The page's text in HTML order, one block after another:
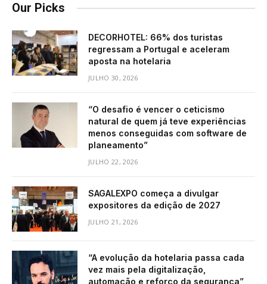
Our Picks
DECORHOTEL: 66% dos turistas
regressam a Portugal e aceleram
aposta na hotelaria
JULHO 30, 2026
“O desafio é vencer o ceticismo
natural de quem já teve experiências
menos conseguidas com software de
planeamento”
JULHO 22, 2026
SAGALEXPO começa a divulgar
expositores da edição de 2027
JULHO 21, 2026
“A evolução da hotelaria passa cada
vez mais pela digitalização,
automação e reforço da segurança”